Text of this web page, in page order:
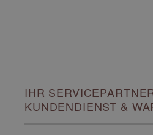
IHR
KUNDENDIENST &